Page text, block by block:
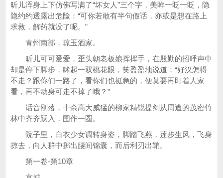
昕儿浑身上下仿佛写满了“坏女人”三个字，美眸一眨一眨，隐
隐约约透露出危险：“可你若敢有半句假话，亦或是想在路上
求救，解药就没了呢。”
青州南部，琼玉酒家。
昕儿可可爱爱，歪头朝老板娘挥挥手，在殷勤的招呼声中
却是停下脚步，眯起一双桃花眼，笑盈盈地说道：“好汉怎得
不走？跟你们一路了，看你们也挺急的，便莫要再盯着人家
看，再不动身可走不掉了哦？”
话音刚落，十余高大威猛的柳家精锐提剑从周遭的茂密竹
林中齐齐跃入，围作一圈。
院子里，白衣少女调转身姿，脚踏飞燕，莲步生风，飞身
掠去，向人群中掷出腰间锦囊，而后利刃出鞘。
第一卷-第10章